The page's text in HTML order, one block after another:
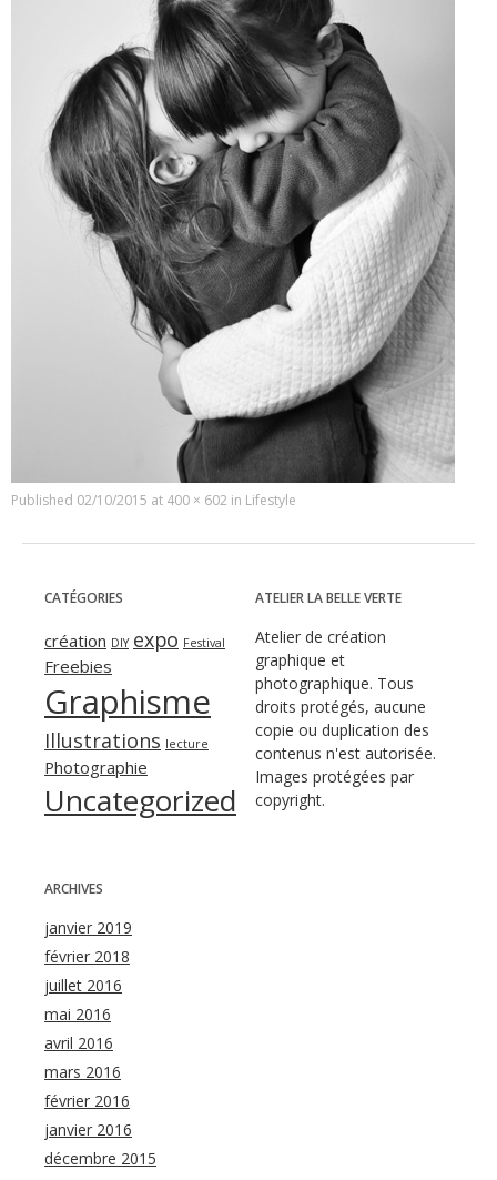
Published 02/10/2015 at 400 × 602 in Lifestyle
CATÉGORIES
création DIY expo Festival
Freebies
Graphisme
Illustrations lecture
Photographie
Uncategorized
ATELIER LA BELLE VERTE
Atelier de création
graphique et
photographique. Tous
droits protégés, aucune
copie ou duplication des
contenus n'est autorisée.
Images protégées par
copyright.
ARCHIVES
janvier 2019
février 2018
juillet 2016
mai 2016
avril 2016
mars 2016
février 2016
janvier 2016
décembre 2015